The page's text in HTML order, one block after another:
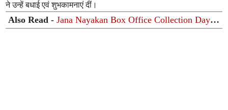
ने उन्हें बधाई एवं शुभकामनाएं दीं।
Also Read -Jana Nayakan Box Office Collection Day
6: 'जना नायकन' की बॉक्स ऑफिस पर धीमी पड़ी रफ्तार, छठे दिन